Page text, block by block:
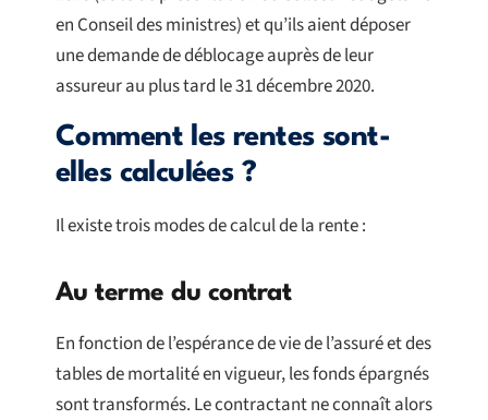
en Conseil des ministres) et qu’ils aient déposer
une demande de déblocage auprès de leur
assureur au plus tard le 31 décembre 2020.
Comment les rentes sont-
elles calculées ?
Il existe trois modes de calcul de la rente :
Au terme du contrat
En fonction de l’espérance de vie de l’assuré et des
tables de mortalité en vigueur, les fonds épargnés
sont transformés. Le contractant ne connaît alors